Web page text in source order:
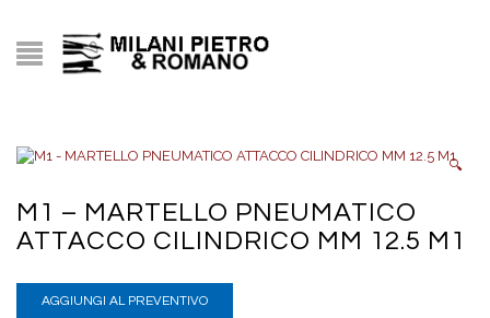
🔍
M1 – MARTELLO PNEUMATICO
ATTACCO CILINDRICO MM 12.5 M1
AGGIUNGI AL PREVENTIVO